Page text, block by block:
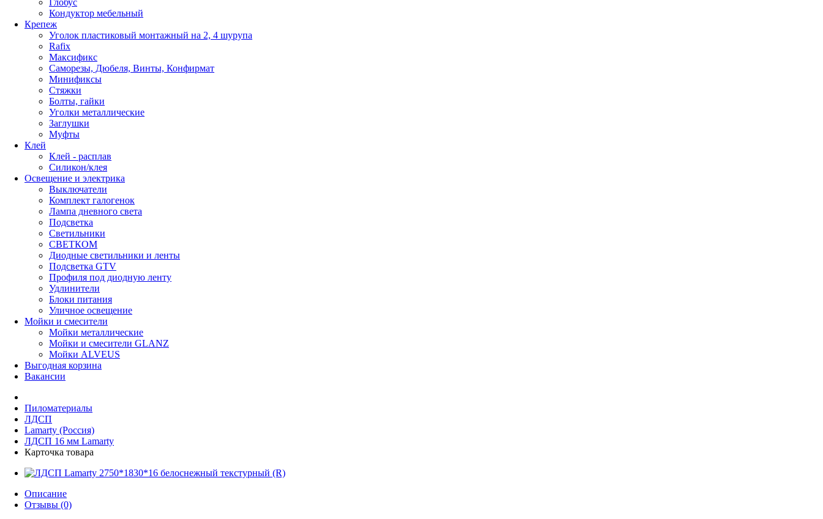
Кондуктор мебельный
Крепеж
Уголок пластиковый монтажный на 2, 4 шурупа
Rafix
Максификс
Саморезы, Дюбеля, Винты, Конфирмат
Минификсы
Стяжки
Болты, гайки
Уголки металлические
Заглушки
Муфты
Клей
Клей - расплав
Силикон/клея
Освещение и электрика
Выключатели
Комплект галогенок
Лампа дневного света
Подсветка
Светильники
СВЕТКОМ
Диодные светильники и ленты
Подсветка GTV
Профиля под диодную ленту
Удлинители
Блоки питания
Уличное освещение
Мойки и смесители
Мойки металлические
Мойки и смесители GLANZ
Мойки ALVEUS
Выгодная корзина
Вакансии
Пиломатериалы
ЛДСП
Lamarty (Россия)
ЛДСП 16 мм Lamarty
Карточка товара
Описание
Отзывы (0)